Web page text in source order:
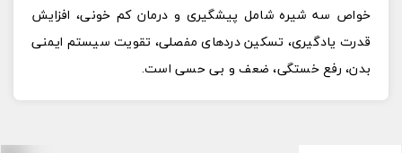
خواص سه شیرهشامل پیشگیری و درمان کم خونی، افزایش
قدرت یادگیری، تسکین دردهای مفصلی، تقویت سیستم ایمنی
بدن، رفع خستگی، ضعف و بی حسی است.